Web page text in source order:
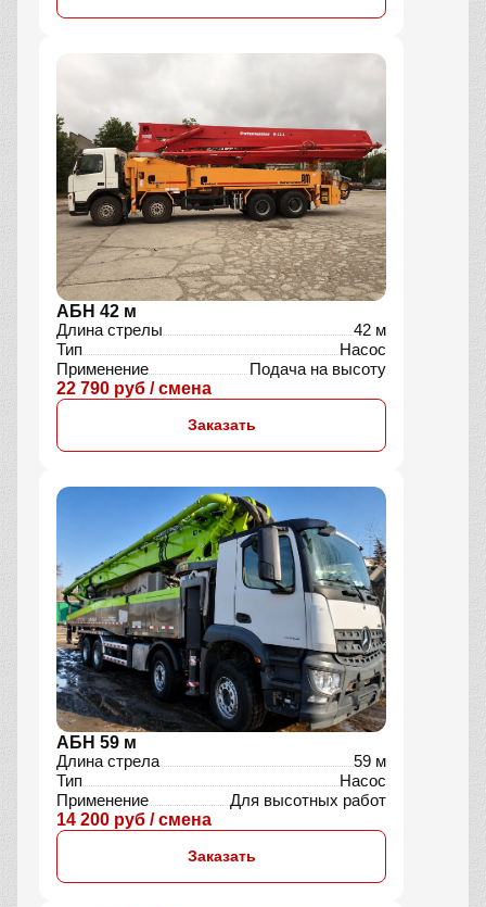
АБН 42 м
Длина стрелы
42 м
Тип
Насос
Применение
Подача на высоту
22 790 руб / смена
Заказать
АБН 59 м
Длина стрела
59 м
Тип
Насос
Применение
Для высотных работ
14 200 руб / смена
Заказать